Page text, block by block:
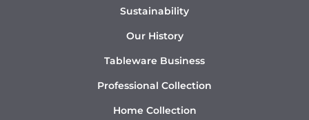
Sustainability
Our History
Tableware Business
Professional Collection
Home Collection